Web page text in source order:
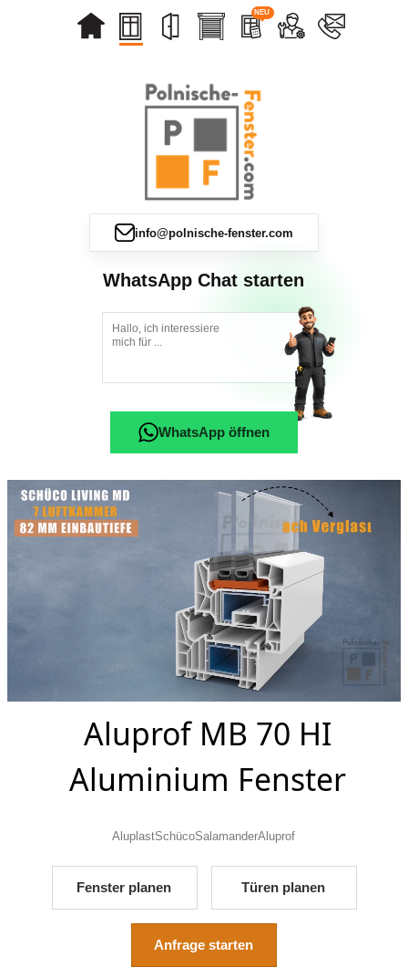
NEU
info@polnische-fenster.com
WhatsApp Chat starten
WhatsApp öffnen
Aluprof MB 70 HI
Aluminium Fenster
AluplastSchücoSalamanderAluprof
Fenster planen Türen planen
Anfrage starten